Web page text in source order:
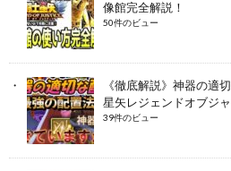
像館完全解説！
50件のビュー
《徹底解説》神器の適
星矢レジェンドオブジャ
39件のビュー